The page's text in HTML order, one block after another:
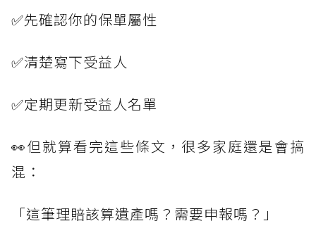
✅先確認你的保單屬性
✅清楚寫下受益人
✅定期更新受益人名單
👀但就算看完這些條文，很多家庭還是會搞
混：
「這筆理賠該算遺產嗎？需要申報嗎？」